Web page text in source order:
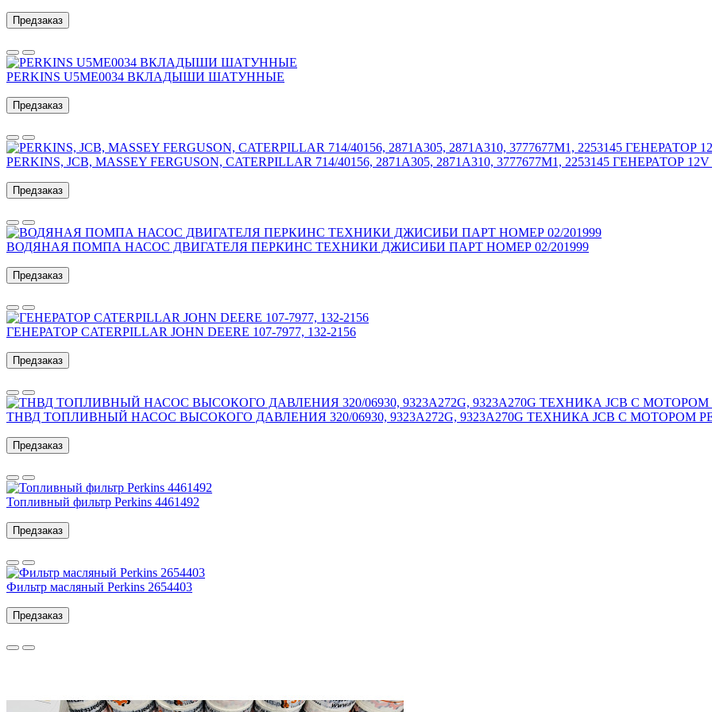
Предзаказ
PERKINS U5ME0034 ВКЛАДЫШИ ШАТУННЫЕ
Предзаказ
PERKINS, JCB, MASSEY FERGUSON, CATERPILLAR 714/40156, 2871A305, 2871A310, 3777677M1, 2253145 ГЕНЕРАТОР 12V
Предзаказ
ВОДЯНАЯ ПОМПА НАСОС ДВИГАТЕЛЯ ПЕРКИНС ТЕХНИКИ ДЖИСИБИ ПАРТ НОМЕР 02/201999
Предзаказ
ГЕНЕРАТОР CATERPILLAR JOHN DEERE 107-7977, 132-2156
Предзаказ
ТНВД ТОПЛИВНЫЙ НАСОС ВЫСОКОГО ДАВЛЕНИЯ 320/06930, 9323A272G, 9323A270G ТЕХНИКА JCB С МОТОРОМ
Предзаказ
Топливный фильтр Perkins 4461492
Предзаказ
Фильтр масляный Perkins 2654403
Предзаказ